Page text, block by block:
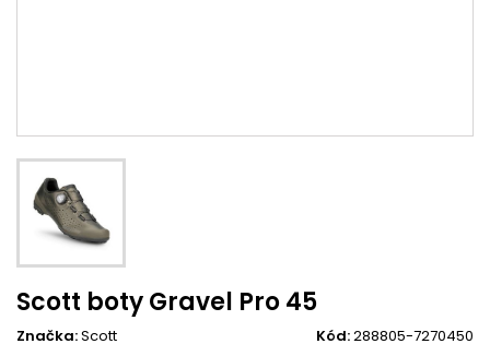
Scott boty Gravel Pro 45
Značka:Scott Kód:288805-7270450